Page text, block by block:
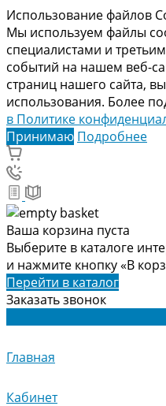
Использование файлов
Мы используем файлы
специалистами и
событий на нашем веб-
страниц нашего сайта,
использования. Более
в Политике
Принимаю Подробнее
Ваша корзина пуста
Выберите в каталоге
и нажмите кнопку «В
Перейти в каталог
Заказать звонок
Главная
Кабинет